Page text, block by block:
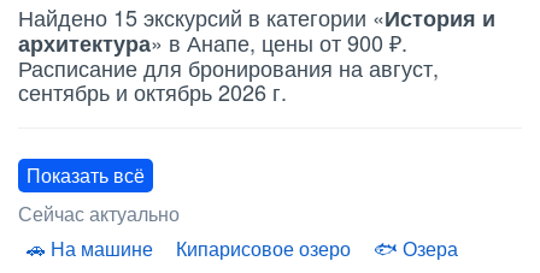
Найдено 15 экскурсий в категории «История и
архитектура» в Анапе, цены от 900 ₽.
Расписание для бронирования на август,
сентябрь и октябрь 2026 г.
Показать всё
Сейчас актуально
На машине
Кипарисовое озеро
Озера